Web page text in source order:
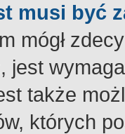
musi być
mógł
jest
także
których